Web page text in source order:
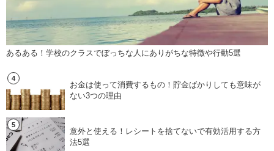
あるある！学校のクラスでぼっちな人にありがちな特徴や行動5選
お金は使って消費するもの！貯金ばかりしても意味が
ない3つの理由
意外と使える！レシートを捨てないで有効活用する方
法5選